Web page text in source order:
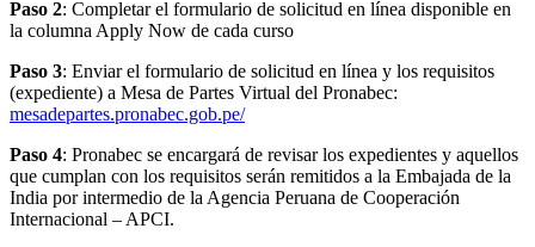
Paso 2: Completar el formulario de solicitud en línea disponible en
la columna Apply Now de cada curso
Paso 3: Enviar el formulario de solicitud en línea y los requisitos
(expediente) a Mesa de Partes Virtual del Pronabec:
mesadepartes.pronabec.gob.pe/
Paso 4: Pronabec se encargará de revisar los expedientes y aquellos
que cumplan con los requisitos serán remitidos a la Embajada de la
India por intermedio de la Agencia Peruana de Cooperación
Internacional – APCI.